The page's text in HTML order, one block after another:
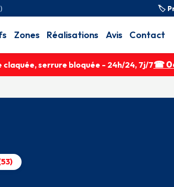
🏷
Zones Réalisations Avis Contact
serrure bloquée - 24h/24, 7j/7☎